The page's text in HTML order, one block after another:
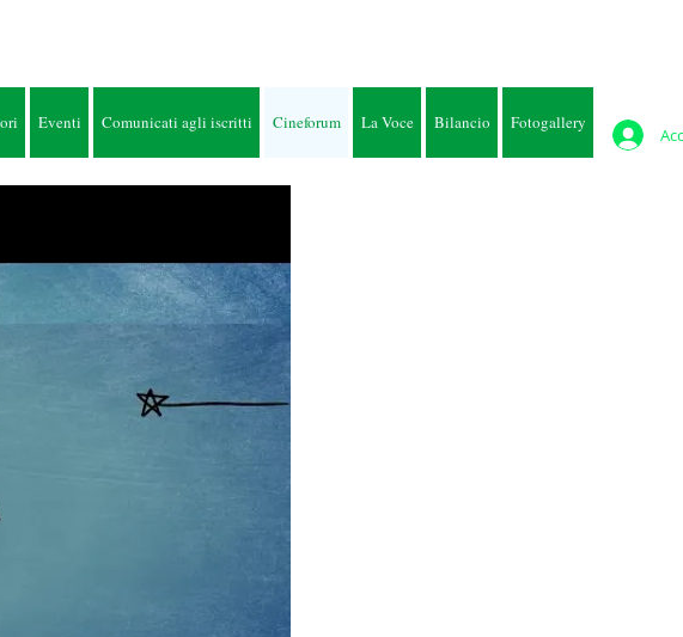
Eventi Comunicati agli iscritti Cineforum La Voce Bilancio Fotogallery